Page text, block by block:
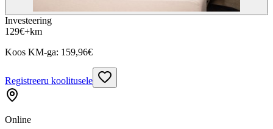
Investeering
129€+km
Koos KM-ga: 159,96€
Registreeru koolitusele
Online